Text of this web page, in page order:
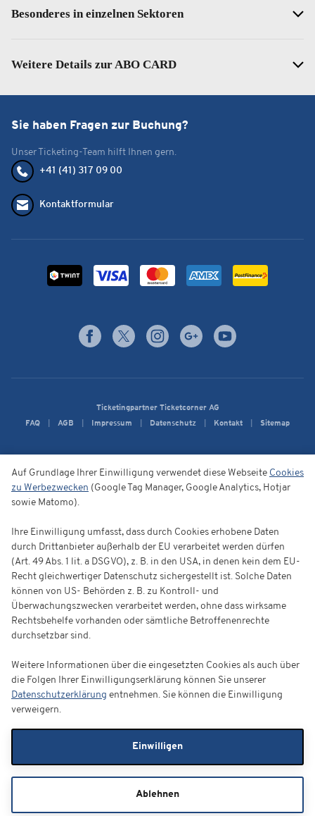
Besonderes in einzelnen Sektoren
Weitere Details zur ABO CARD
Sie haben Fragen zur Buchung?
Unser Ticketing-Team hilft Ihnen gern.
+41 (41) 317 09 00
Kontaktformular
Ticketingpartner Ticketcorner AG
FAQ
AGB Impressum Datenschutz Kontakt Sitemap
Auf Grundlage Ihrer Einwilligung verwendet diese Webseite Cookies
zu Werbezwecken (Google Tag Manager, Google Analytics, Hotjar
sowie Matomo).
Ihre Einwilligung umfasst, dass durch Cookies erhobene Daten
durch Drittanbieter außerhalb der EU verarbeitet werden dürfen
(Art. 49 Abs. 1 lit. a DSGVO), z. B. in den USA, in denen kein dem EU-
Recht gleichwertiger Datenschutz sichergestellt ist. Solche Daten
können von US- Behörden z. B. zu Kontroll- und
Überwachungszwecken verarbeitet werden, ohne dass wirksame
Rechtsbehelfe vorhanden oder sämtliche Betroffenenrechte
durchsetzbar sind.
Weitere Informationen über die eingesetzten Cookies als auch über
die Folgen Ihrer Einwilligungserklärung können Sie unserer
Datenschutzerklärung entnehmen. Sie können die Einwilligung
verweigern.
Einwilligen
Ablehnen